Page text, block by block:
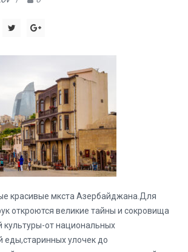
красивые мкста Азербайджана.Для
откроются великие тайны и сокровища
культуры-от национальных
еды,старинных улочек до